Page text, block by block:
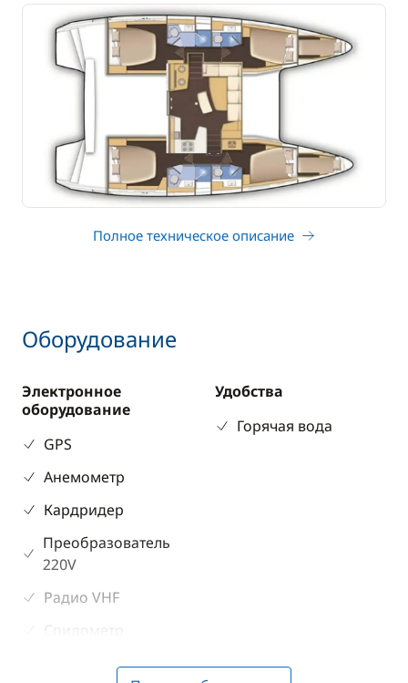
Полное техническое описание
Оборудование
Электронное
оборудование
GPS
Анемометр
Кардридер
Преобразователь
220V
Радио VHF
Спидометр
Удобства
Горячая вода